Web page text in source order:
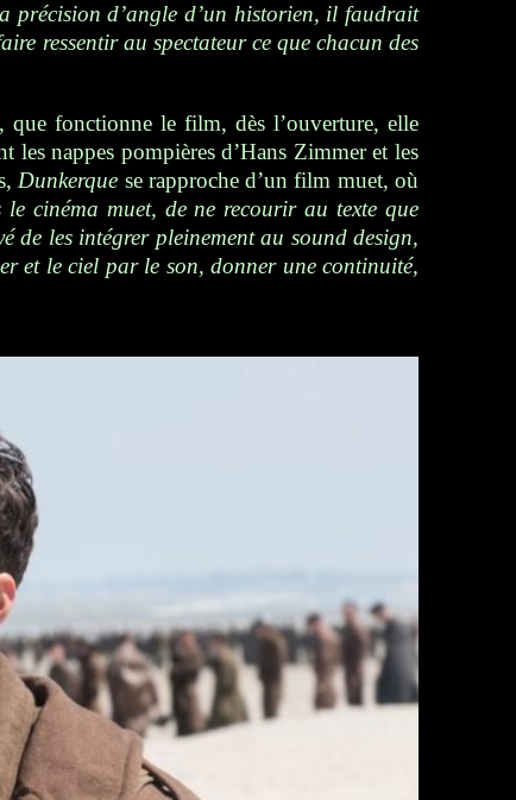
précision d’angle d’un historien, il faudrait
ressentir au spectateur ce que chacun des
que fonctionne le film, dès l’ouverture, elle
les nappes pompières d’Hans Zimmer et les
Dunkerque se rapproche d’un film muet, où
cinéma muet, de ne recourir au texte que
de les intégrer pleinement au sound design,
et le ciel par le son, donner une continuité,